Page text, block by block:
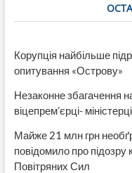
Корупція найбільше
опитування «Острову»
Незаконне збагачення
віцепрем’єрці-
Майже 21 млн грн
повідомило про підозру
Повітряних Сил